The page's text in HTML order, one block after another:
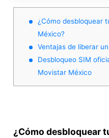
¿Cómo desbloquear
México?
Ventajas de liberar
Desbloqueo SIM
Movistar México
¿Cómo desbloquear